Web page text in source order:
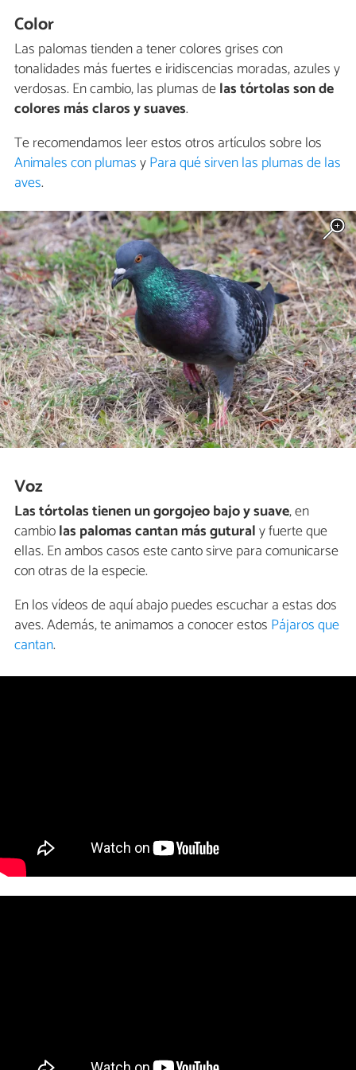
Color
Las palomas tienden a tener colores grises con
tonalidades más fuertes e iridiscencias moradas, azules y
verdosas. En cambio, las plumas delas tórtolas son de
colores más claros y suaves.
Te recomendamos leer estos otros artículos sobre los
Animales con plumasyPara qué sirven las plumas de las
aves.
Voz
Las tórtolas tienen un gorgojeo bajo y suave, en
cambiolas palomas cantan más guturaly fuerte que
ellas. En ambos casos este canto sirve para comunicarse
con otras de la especie.
En los vídeos de aquí abajo puedes escuchar a estas dos
aves. Además, te animamos a conocer estos Pájaros que
cantan.